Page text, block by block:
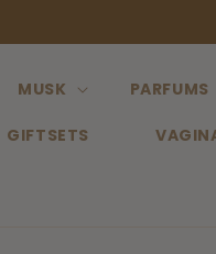
MUSK PARFUMS
GIFTSETS